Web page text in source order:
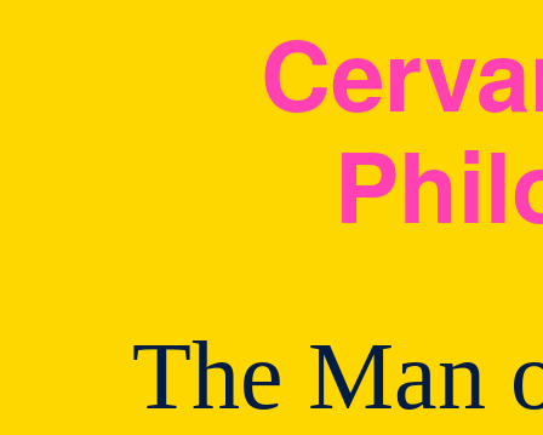
The Man